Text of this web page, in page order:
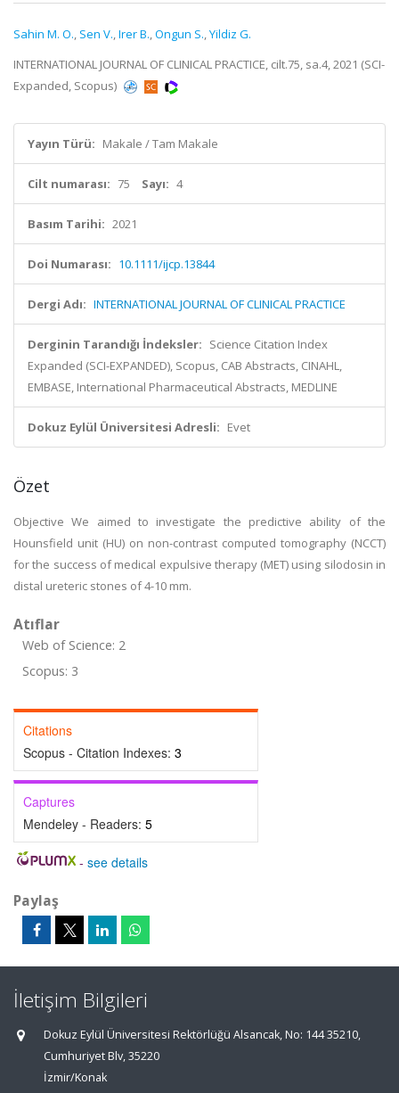
Sahin M. O., Sen V.,Irer B.,Ongun S.,Yildiz G.
INTERNATIONAL JOURNAL OF CLINICAL PRACTICE, cilt.75, sa.4, 2021 (SCI-
Expanded, Scopus)
Yayın Türü: Makale / Tam Makale
Cilt numarası: 75 Sayı: 4
Basım Tarihi: 2021
Doi Numarası: 10.1111/ijcp.13844
Dergi Adı: INTERNATIONAL JOURNAL OF CLINICAL PRACTICE
Derginin Tarandığı İndeksler: Science Citation Index
Expanded (SCI-EXPANDED), Scopus, CAB Abstracts, CINAHL,
EMBASE, International Pharmaceutical Abstracts, MEDLINE
Dokuz Eylül Üniversitesi Adresli: Evet
Özet
Objective We aimed to investigate the predictive ability of the
Hounsfield unit (HU) on non-contrast computed tomography (NCCT)
for the success of medical expulsive therapy (MET) using silodosin in
distal ureteric stones of 4-10 mm.
Atıflar
Web of Science: 2
Scopus: 3
Citations
Scopus - Citation Indexes: 3
Captures
Mendeley - Readers: 5
- see details
Paylaş
İletişim Bilgileri
Dokuz Eylül Üniversitesi Rektörlüğü Alsancak, No: 144 35210,
Cumhuriyet Blv, 35220
İzmir/Konak